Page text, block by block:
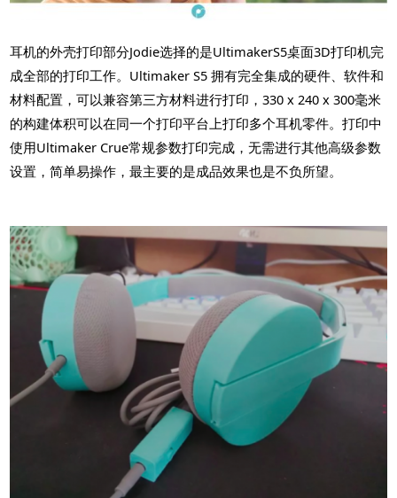
耳机的外壳打印部分Jodie选择的是UltimakerS5桌面3D打印机完
成全部的打印工作。Ultimaker S5 拥有完全集成的硬件、软件和
材料配置，可以兼容第三方材料进行打印，330 x 240 x 300毫米
的构建体积可以在同一个打印平台上打印多个耳机零件。打印中
使用Ultimaker Crue常规参数打印完成，无需进行其他高级参数
设置，简单易操作，最主要的是成品效果也是不负所望。